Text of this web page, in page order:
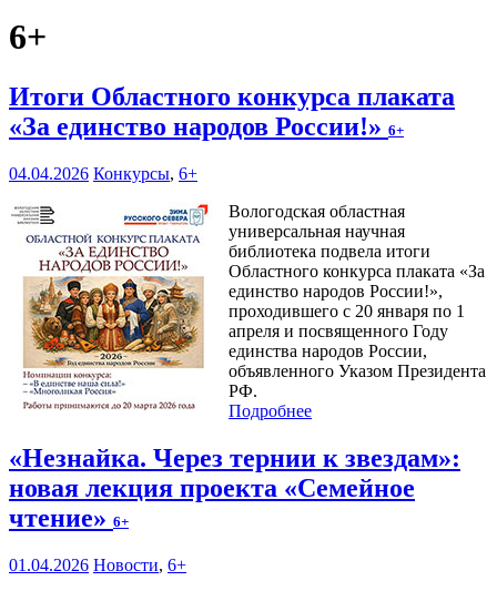
6+
Итоги Областного конкурса плаката
«За единство народов России!» 6+
04.04.2026 Конкурсы, 6+
Вологодская областная
универсальная научная
библиотека подвела итоги
Областного конкурса плаката «За
единство народов России!»,
проходившего с 20 января по 1
апреля и посвященного Году
единства народов России,
объявленного Указом Президента
РФ.
Подробнее
«Незнайка. Через тернии к звездам»:
новая лекция проекта «Семейное
чтение» 6+
01.04.2026 Новости, 6+